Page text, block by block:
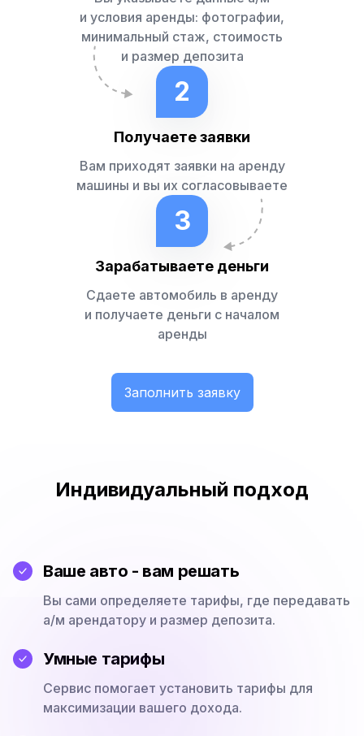
и условия аренды: фотографии,
минимальный стаж, стоимость
и размер депозита
2
Получаете заявки
Вам приходят заявки на аренду
машины и вы их согласовываете
3
Зарабатываете деньги
Сдаете автомобиль в аренду
и получаете деньги с началом
аренды
Заполнить заявку
Индивидуальный подход
Ваше авто - вам решать
Вы сами определяете тарифы, где передавать
а/м арендатору и размер депозита.
Умные тарифы
Сервис помогает установить тарифы для
максимизации вашего дохода.